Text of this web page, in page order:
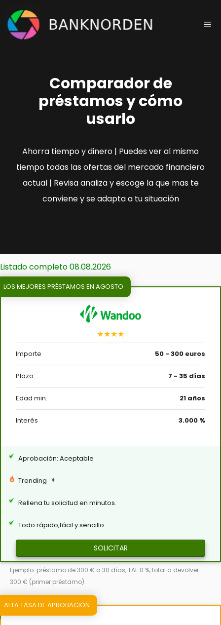
Saltar
contenido
Comparador de
préstamos y cómo
usarlo
Ahorra tiempo y dinero | Puedes ver al mismo
tiempo todas las ofertas del mercado financiero
actual | Revisa analiza y escoge la que mas te
conviene y se adapta a tu situación
Listado completo 08.08.2026
LOS MEJORES PRÉSTAMOS EN AGOSTO
★★★★
Importe 50 - 300 euros
Plazo 7 - 35 días
Edad min. 21 años
Interés 3.000 %
Aprobación: Aceptable
Trending
Rellena tu solicitud en minutos.
Todo rápido,fácil y sencillo.
SOLICITAR
Ejemplo: préstamo de 300 € a 30 días, TAE 0 %, total a devolver
300 € (primer préstamo).
ALTA TASA DE APROBACIÓN